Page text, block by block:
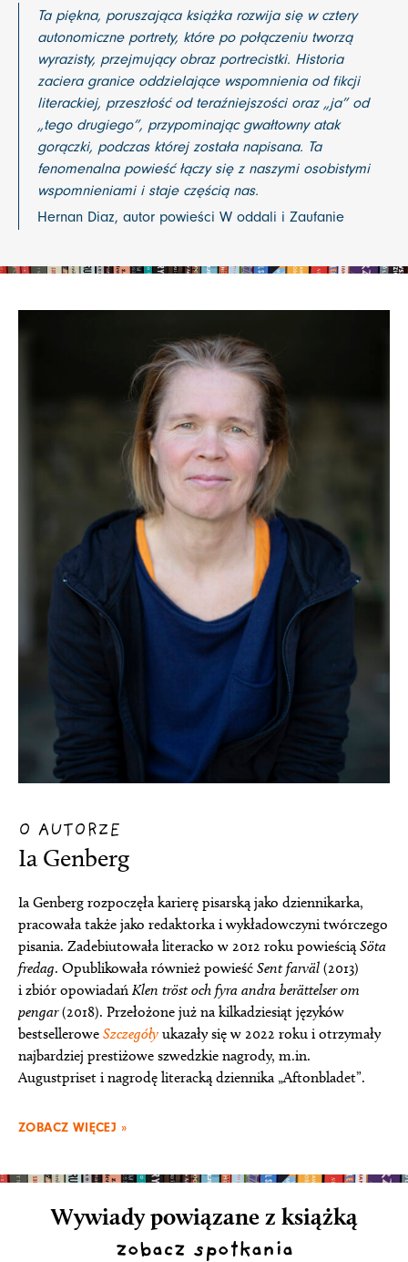
Ta piękna, poruszająca książka rozwija się w cztery
autonomiczne portrety, które po połączeniu tworzą
wyrazisty, przejmujący obraz portrecistki. Historia
zaciera granice oddzielające wspomnienia od fikcji
literackiej, przeszłość od teraźniejszości oraz „ja” od
„tego drugiego”, przypominając gwałtowny atak
gorączki, podczas której została napisana. Ta
fenomenalna powieść łączy się z naszymi osobistymi
wspomnieniami i staje częścią nas.
Hernan Diaz, autor powieści W oddali i Zaufanie
O AUTORZE
Ia Genberg
Ia Genberg rozpoczęła karierę pisarską jako dziennikarka,
pracowała także jako redaktorka i wykładowczyni twórczego
pisania. Zadebiutowała literacko w 2012 roku powieściąSöta
fredag. Opublikowała również powieść Sent farväl (2013)
i zbiór opowiadań Klen tröst och fyra andra berättelser om
pengar(2018). Przełożone już na kilkadziesiąt języków
bestsellerowe Szczegóły ukazały się w 2022 roku i otrzymały
najbardziej prestiżowe szwedzkie nagrody, m.in.
Augustpriset i nagrodę literacką dziennika „Aftonbladet”.
ZOBACZ WIĘCEJ »
Wywiady powiązane z książką
zobacz spotkania